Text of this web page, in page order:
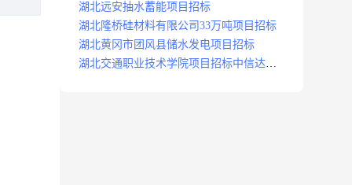
湖北远安抽水蓄能项目招标
湖北隆桥硅材料有限公司33万吨项目招标
湖北黄冈市团风县储水发电项目招标
湖北交通职业技术学院项目招标中信达咨